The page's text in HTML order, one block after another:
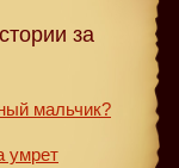
за
мальчик?
умрет